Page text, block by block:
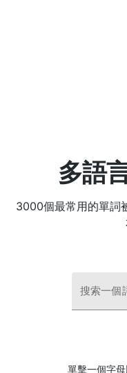
多語
3000個最常用的單詞
搜索一個
單擊一個字